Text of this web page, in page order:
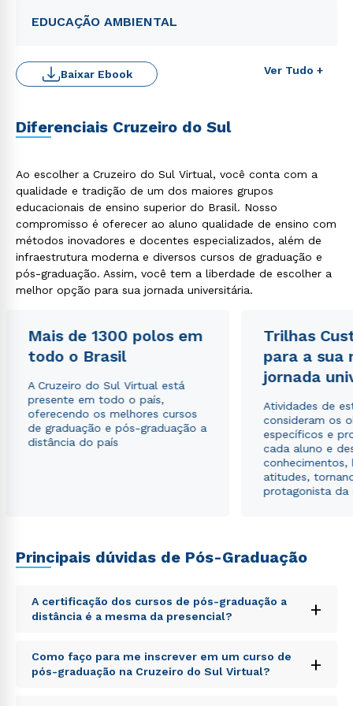
EDUCAÇÃO AMBIENTAL
Ver Tudo +
Baixar Ebook
Diferenciais Cruzeiro do Sul
Ao escolher a Cruzeiro do Sul Virtual, você conta com a
qualidade e tradição de um dos maiores grupos
educacionais de ensino superior do Brasil. Nosso
compromisso é oferecer ao aluno qualidade de ensino com
métodos inovadores e docentes especializados, além de
infraestrutura moderna e diversos cursos de graduação e
pós-graduação. Assim, você tem a liberdade de escolher a
melhor opção para sua jornada universitária.
Mais de 1300 polos em
todo o Brasil
A Cruzeiro do Sul Virtual está
presente em todo o país,
oferecendo os melhores cursos
de graduação e pós-graduação a
distância do país
Trilhas
para a sua
jornada
Atividades de
consideram os
específicos e
cada aluno e
conhecimentos,
atitudes,
protagonista da
Principais dúvidas de Pós-Graduação
A certificação dos cursos de pós-graduação a
distância é a mesma da presencial?
+
Sed ut perspiciatis unde omnis iste natus error sit
voluptatem accusantium doloremque laudantium,
totam rem aperiam, eaque ipsa quae ab illo inventore
Como faço para me inscrever em um curso de
pós-graduação na Cruzeiro do Sul Virtual?
+
Rápido e fácil
WhatsApp
ou
Estou de acordo com a Política de Privacidade.e
autorizo que meus dados sejam utilizados para o
envio de conteúdos da Cruzeiro do Sul.